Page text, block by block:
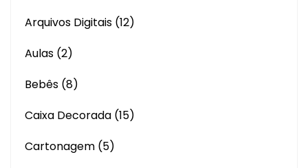
Arquivos Digitais (12)
Aulas (2)
Bebês (8)
Caixa Decorada (15)
Cartonagem (5)